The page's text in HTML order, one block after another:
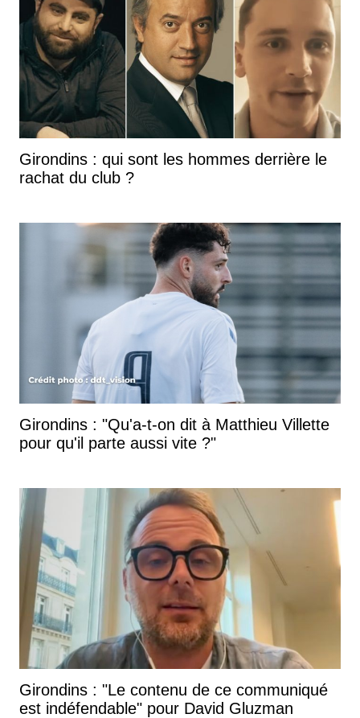
Girondins : qui sont les hommes derrière le
rachat du club ?
Girondins : "Qu'a-t-on dit à Matthieu Villette
pour qu'il parte aussi vite ?"
Girondins : "Le contenu de ce communiqué
est indéfendable" pour David Gluzman